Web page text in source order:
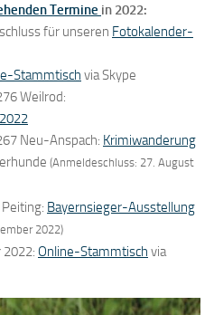
Termine in 2022:
für unseren Fotokalender-
Stammtisch via Skype
Weilrod:
Neu-Anspach: Krimiwanderung
(Anmeldeschluss: 27. August
Bayernsieger-Ausstellung
2022)
2022: Online-Stammtisch via